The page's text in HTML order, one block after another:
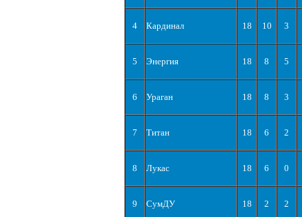
4 Кардинал 18 10 3
5 Энергия 18 8 5
6 Ураган 18 8 3
7 Титан 18 6 2
8 Лукас 18 6 0
9 СумДУ 18 2 2